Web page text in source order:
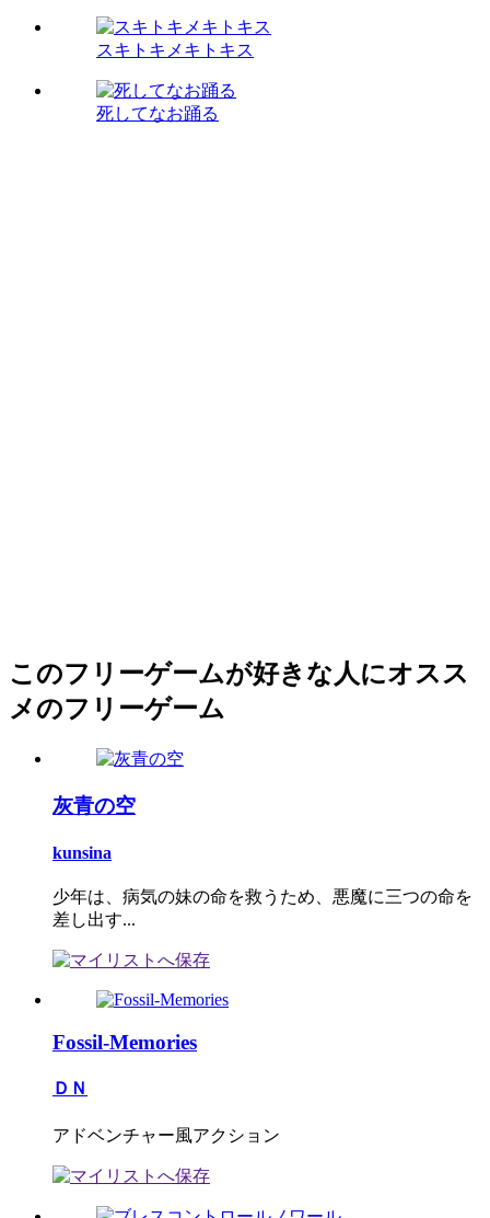
スキトキメキトキス
死してなお踊る
このフリーゲームが好きな人にオスス
メのフリーゲーム
灰青の空
kunsina
少年は、病気の妹の命を救うため、悪魔に三つの命を
差し出す...
Fossil-Memories
ＤＮ
アドベンチャー風アクション